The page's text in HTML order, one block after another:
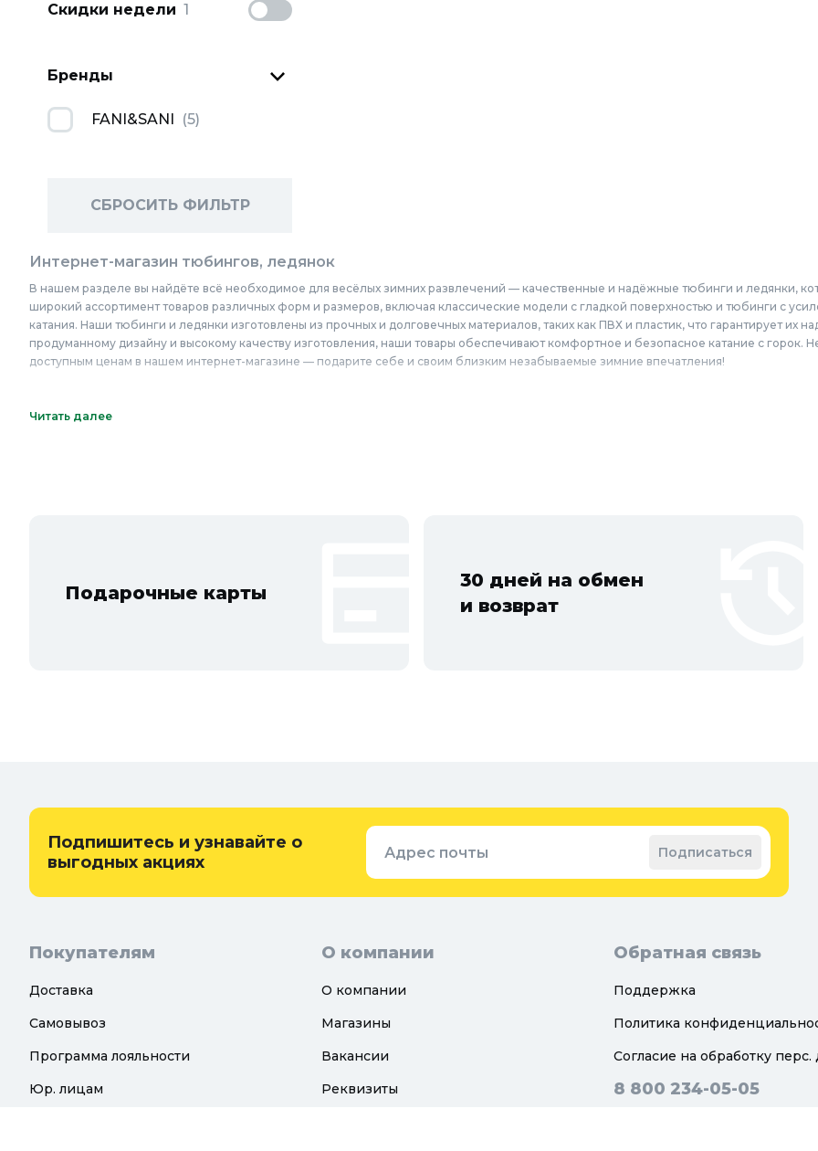
Скидки недели 1
Бренды
FANI&SANI (5)
СБРОСИТЬ ФИЛЬТР
Интернет-магазин тюбингов, ледянок
В нашем разделе вы найдёте всё необходимое для весёлых зимних развлечений — качественные и надёжные тюбинги и ледянки,
широкий ассортимент товаров различных форм и размеров, включая классические модели с гладкой поверхностью и тюбинги с
катания. Наши тюбинги и ледянки изготовлены из прочных и долговечных материалов, таких как ПВХ и пластик, что гарантирует их
продуманному дизайну и высокому качеству изготовления, наши товары обеспечивают комфортное и безопасное катание с горок.
доступным ценам в нашем интернет-магазине — подарите себе и своим близким незабываемые зимние впечатления!
Интернет-магазин Колорлон предлагает большой выбор тюбингов, ледянок по выгодным ценам для жителей Москвы и городов
Читать далее
Подарочные карты
30 дней на обмен
и возврат
Подпишитесь и узнавайте о
выгодных акциях
Адрес почты Подписаться
Покупателям
Доставка
Самовывоз
Программа лояльности
Юр. лицам
О компании
О компании
Магазины
Вакансии
Реквизиты
Обратная связь
Поддержка
Политика
Согласие на обработку
8 800 234-05-05